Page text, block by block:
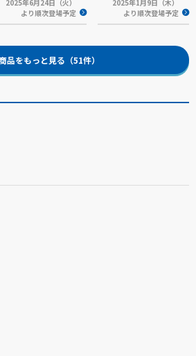
2025年6月24日（火）
より順次登場予定
2025年1月9日（木）
より順次登場予定
品をもっと見る（51件）